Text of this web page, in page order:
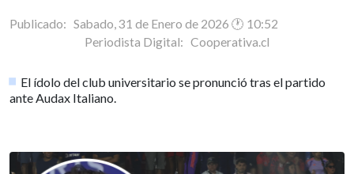
Publicado: Sabado, 31 de Enero de 2026 🕐 10:52
Periodista Digital: Cooperativa.cl
El ídolo del club universitario se pronunció tras el partido
ante Audax Italiano.